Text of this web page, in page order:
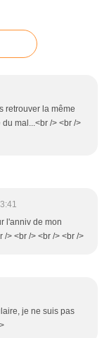
retrouver la même
mal...<br /> <br />
l'anniv de mon
/> <br /> <br /> <br />
je ne suis pas